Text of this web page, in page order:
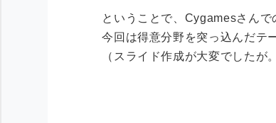
ということで、Cygamesさんで
今回は得意分野を突っ込んだテ
（スライド作成が大変でしたが